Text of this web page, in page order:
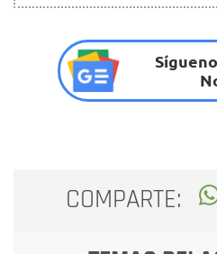
COMPARTE: